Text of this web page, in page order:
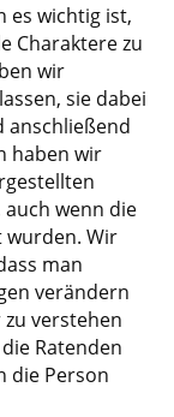
es wichtig ist,
Charaktere zu
wir
sie dabei
anschließend
haben wir
wenn die
wurden. Wir
man
verändern
verstehen
Ratenden
die Person